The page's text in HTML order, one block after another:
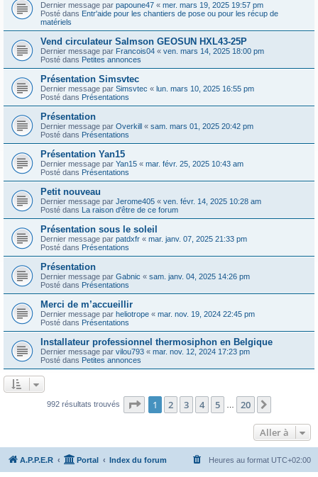
Dernier message par papoune47 « mer. mars 19, 2025 19:57 pm
Posté dans Entr'aide pour les chantiers de pose ou pour les récup de
matériels
Vend circulateur Salmson GEOSUN HXL43-25P
Dernier message par Francois04 « ven. mars 14, 2025 18:00 pm
Posté dans Petites annonces
Présentation Simsvtec
Dernier message par Simsvtec « lun. mars 10, 2025 16:55 pm
Posté dans Présentations
Présentation
Dernier message par Overkill « sam. mars 01, 2025 20:42 pm
Posté dans Présentations
Présentation Yan15
Dernier message par Yan15 « mar. févr. 25, 2025 10:43 am
Posté dans Présentations
Petit nouveau
Dernier message par Jerome405 « ven. févr. 14, 2025 10:28 am
Posté dans La raison d'être de ce forum
Présentation sous le soleil
Dernier message par patdxfr « mar. janv. 07, 2025 21:33 pm
Posté dans Présentations
Présentation
Dernier message par Gabnic « sam. janv. 04, 2025 14:26 pm
Posté dans Présentations
Merci de m’accueillir
Dernier message par heliotrope « mar. nov. 19, 2024 22:45 pm
Posté dans Présentations
Installateur professionnel thermosiphon en Belgique
Dernier message par vilou793 « mar. nov. 12, 2024 17:23 pm
Posté dans Petites annonces
992 résultats trouvés Page 1sur20
1 2 3 4 5 20
Aller à
A.P.P.E.R Portal Index du forum Heures au format UTC+02:00